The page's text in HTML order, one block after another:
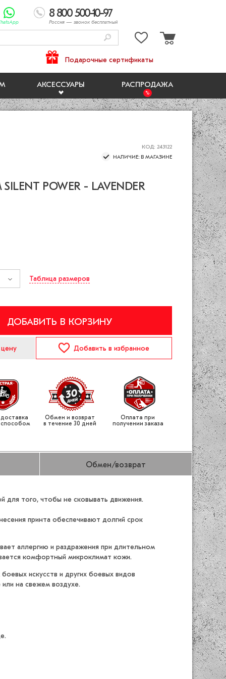
8 800 500-10-97
Россия — звонок бесплатный
АКСЕССУАРЫ РАСПРОДАЖА
Подарочные сертификаты
КОД: 243122
НАЛИЧИЕ: В МАГАЗИНЕ
POWER - LAVENDER
Таблица размеров
ДОБАВИТЬ В КОРЗИНУ
Добавить в избранное
Обмен и возврат
в течение 30 дней
Оплата при
получении заказа
Обмен/возврат
для того, чтобы не сковывать движения.
принта обеспечивают долгий срок
аллергию и раздражения при длительном
комфортный микроклимат кожи.
искусств и других боевых видов
на свежем воздухе.